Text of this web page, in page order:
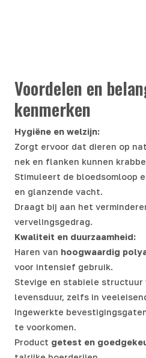
Voordelen en
kenmerken
Hygiëne en welzijn:
Zorgt ervoor dat dieren op
nek en flanken kunnen
Stimuleert de bloedsomloop
en glanzende vacht.
Draagt bij aan het
vervelingsgedrag.
Kwaliteit en duurzaamheid:
Haren van hoogwaardig
voor intensief gebruik.
Stevige en stabiele structuur
levensduur, zelfs in
Ingewerkte
te voorkomen.
Product getest en